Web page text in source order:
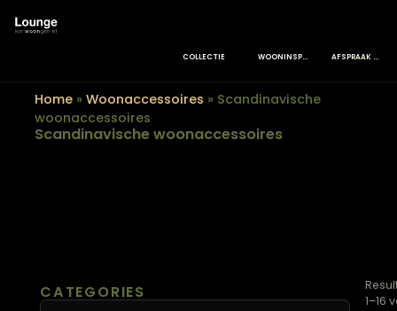
Home »Woonaccessoires»Scandinavische
woonaccessoires